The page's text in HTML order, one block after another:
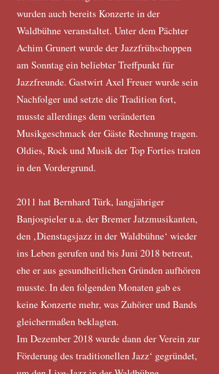
wurden auch bereits Konzerte in der
Waldbühne veranstaltet. Unter dem Pächter
Achim Grunert wurde der Jazzfrühschoppen
am Sonntag ein beliebter Treffpunkt für
Jazzfreunde. Gastwirt Axel Freuer wurde sein
Nachfolger und setzte die Tradition fort,
musste allerdings dem veränderten
Musikgeschmack der Gäste Rechnung tragen.
Oldies, Rock und Musik der Top Forties traten
in den Vordergrund.
2011 hat Bernhard Türk, langjähriger
Banjospieler u.a. der Bremer Jatzmusikanten,
den ‚Dienstagsjazz in der Waldbühne‘ wieder
ins Leben gerufen und bis Juni 2018 betreut,
ehe er aus gesundheitlichen Gründen aufhören
musste. In den folgenden Monaten gab es
keine Konzerte mehr, was Zuhörer und Bands
gleichermaßen beklagten.
Im Dezember 2018 wurde dann der Verein zur
Förderung des traditionellen Jazz‘ gegründet,